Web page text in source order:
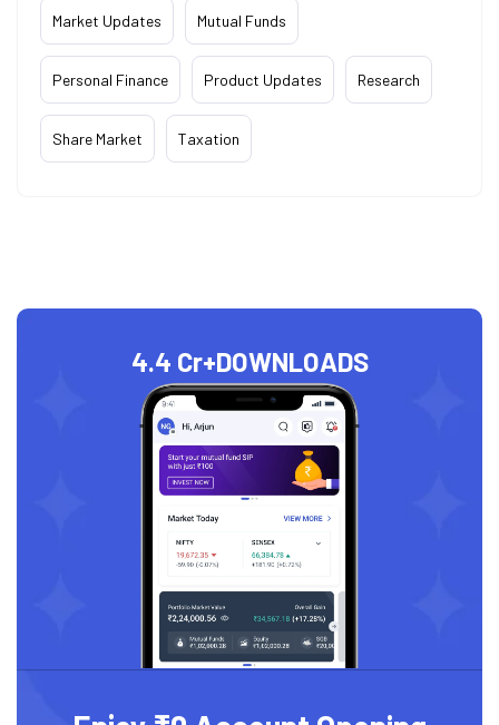
Market Updates Mutual Funds
Personal Finance Product Updates Research
Share Market Taxation
4.4 Cr+DOWNLOADS